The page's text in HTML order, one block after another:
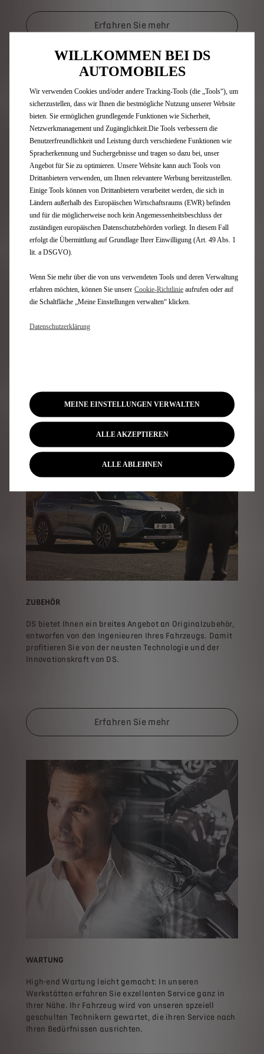
Erfahren Sie mehr
CONNECTED SERVICES
Nutzen Sie in Ihrem Fahrzeug die Annehmlichkeiten der
sog. Connected Services, d.h. mobile Datendienste, die
nicht nur nützlich sind sondern auch für mehr
ZUBEHÖR
DS bietet Ihnen ein breites Angebot an Originalzubehör,
entworfen von den Ingenieuren Ihres Fahrzeugs. Damit
profitieren Sie von der neusten Technologie und der
Innovationskraft von DS.
Erfahren Sie mehr
WARTUNG
High-end Wartung leicht gemacht: In unseren
Werkstätten erfahren Sie exzellenten Service ganz in
Ihrer Nähe. Ihr Fahrzeug wird von unseren spzeiell
geschulten Technikern gewartet, die ihren Service nach
Ihren Bedürfnissen ausrichten.
WILLKOMMEN BEI DS
AUTOMOBILES
Wir verwenden Cookies und/oder andere Tracking-Tools (die „Tools“), um
sicherzustellen, dass wir Ihnen die bestmögliche Nutzung unserer Website
bieten. Sie ermöglichen grundlegende Funktionen wie Sicherheit,
Netzwerkmanagement und Zugänglichkeit.Die Tools verbessern die
Benutzerfreundlichkeit und Leistung durch verschiedene Funktionen wie
Spracherkennung und Suchergebnisse und tragen so dazu bei, unser
Angebot für Sie zu optimieren. Unsere Website kann auch Tools von
Drittanbietern verwenden, um Ihnen relevantere Werbung bereitzustellen.
Einige Tools können von Drittanbietern verarbeitet werden, die sich in
Ländern außerhalb des Europäischen Wirtschaftsraums (EWR) befinden
und für die möglicherweise noch kein Angemessenheitsbeschluss der
zuständigen europäischen Datenschutzbehörden vorliegt. In diesem Fall
erfolgt die Übermittlung auf Grundlage Ihrer Einwilligung (Art. 49 Abs. 1
lit. a DSGVO).
Wenn Sie mehr über die von uns verwendeten Tools und deren Verwaltung
erfahren möchten, können Sie unsere Cookie‑Richtlinie aufrufen oder auf
die Schaltfläche „Meine Einstellungen verwalten“ klicken.
Datenschutzerklärung
MEINE EINSTELLUNGEN VERWALTEN
ALLE AKZEPTIEREN
ALLE ABLEHNEN